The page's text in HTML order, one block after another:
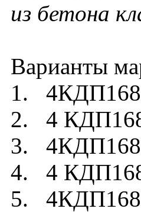
из бетона
Варианты
1.
2. 4
3.
4. 4
5.